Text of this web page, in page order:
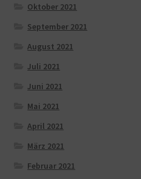
Oktober 2021
September 2021
August 2021
Juli 2021
Juni 2021
Mai 2021
April 2021
März 2021
Februar 2021